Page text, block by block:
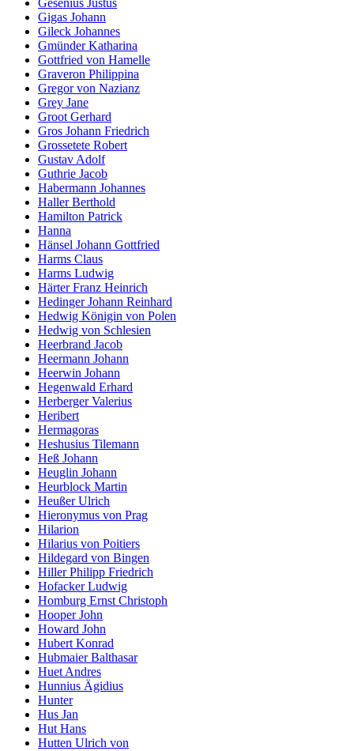
Gesenius Justus
Gigas Johann
Gileck Johannes
Gmünder Katharina
Gottfried von Hamelle
Graveron Philippina
Gregor von Nazianz
Grey Jane
Groot Gerhard
Gros Johann Friedrich
Grossetete Robert
Gustav Adolf
Guthrie Jacob
Habermann Johannes
Haller Berthold
Hamilton Patrick
Hanna
Hänsel Johann Gottfried
Harms Claus
Harms Ludwig
Härter Franz Heinrich
Hedinger Johann Reinhard
Hedwig Königin von Polen
Hedwig von Schlesien
Heerbrand Jacob
Heermann Johann
Heerwin Johann
Hegenwald Erhard
Herberger Valerius
Heribert
Hermagoras
Heshusius Tilemann
Heß Johann
Heuglin Johann
Heurblock Martin
Heußer Ulrich
Hieronymus von Prag
Hilarion
Hilarius von Poitiers
Hildegard von Bingen
Hiller Philipp Friedrich
Hofacker Ludwig
Homburg Ernst Christoph
Hooper John
Howard John
Hubert Konrad
Hubmaier Balthasar
Huet Andres
Hunnius Ägidius
Hunter
Hus Jan
Hut Hans
Hutten Ulrich von